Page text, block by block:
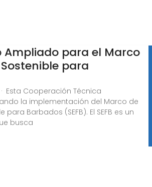
Ampliado para el Marco
para
Esta Cooperación Técnica
la implementación del Marco de
para Barbados (SEFB). El SEFB es un
busca